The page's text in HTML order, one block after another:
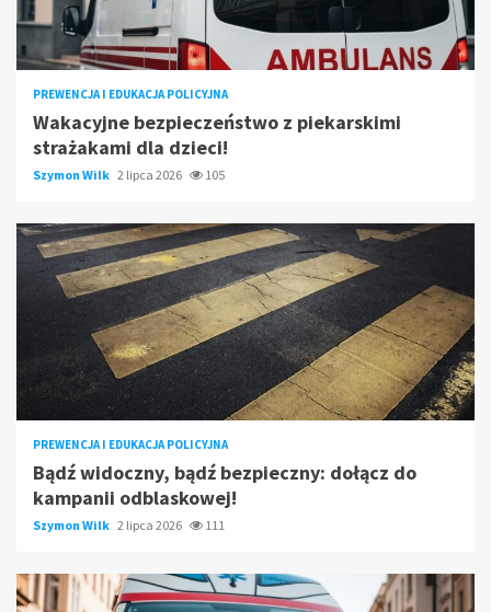
PREWENCJA I EDUKACJA POLICYJNA
Wakacyjne bezpieczeństwo z piekarskimi
strażakami dla dzieci!
Szymon Wilk 2 lipca 2026 105
PREWENCJA I EDUKACJA POLICYJNA
Bądź widoczny, bądź bezpieczny: dołącz do
kampanii odblaskowej!
Szymon Wilk 2 lipca 2026 111